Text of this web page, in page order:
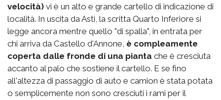
velocità) vi è un alto e grande cartello di indicazione di
località. In uscita da Asti, la scritta Quarto Inferiore si
legge ancora mentre quello "di spalla", in entrata per
chi arriva da Castello d'Annone, è compleamente
coperta dalle fronde di una pianta che è cresciuta
accanto al palo che sostiene il cartello. E se fino
all'altezza di passaggio di auto e camion è stata potata
o semplicemente non sono cresciuti i rami per il